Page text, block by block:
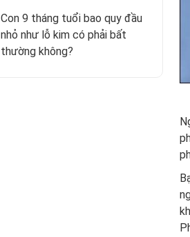
Con 9 tháng tuổi bao quy đầu
nhỏ như lỗ kim có phải bất
thường không?